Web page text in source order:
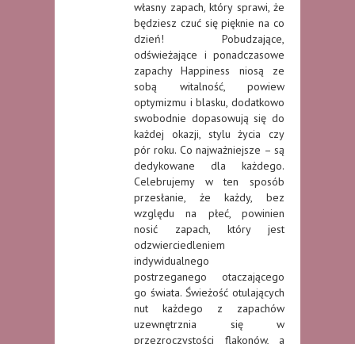
własny zapach, który sprawi, że
będziesz czuć się pięknie na co
dzień! Pobudzające,
odświeżające i ponadczasowe
zapachy Happiness niosą ze
sobą witalność, powiew
optymizmu i blasku, dodatkowo
swobodnie dopasowują się do
każdej okazji, stylu życia czy
pór roku. Co najważniejsze – są
dedykowane dla każdego.
Celebrujemy w ten sposób
przesłanie, że każdy, bez
względu na płeć, powinien
nosić zapach, który jest
odzwierciedleniem
indywidualnego
postrzeganego otaczającego
go świata. Świeżość otulających
nut każdego z zapachów
uzewnętrznia się w
przezroczystości flakonów, a